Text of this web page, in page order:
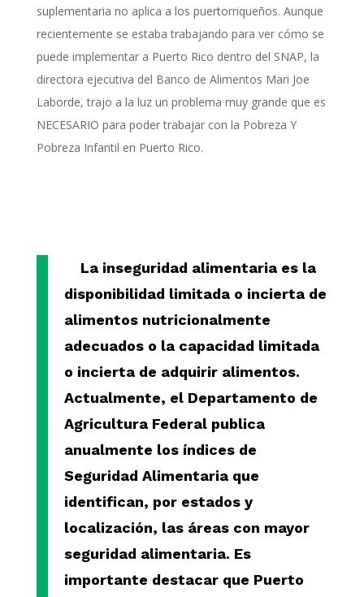
suplementaria no aplica a los puertorriqueños. Aunque
recientemente se estaba trabajando para ver cómo se
puede implementar a Puerto Rico dentro del SNAP, la
directora ejecutiva del Banco de Alimentos Mari Joe
Laborde, trajo a la luz un problema muy grande que es
NECESARIO para poder trabajar con la Pobreza Y
Pobreza Infantil en Puerto Rico.
La inseguridad alimentariaes la
disponibilidad limitada o incierta de
alimentos nutricionalmente
adecuados o la capacidad limitada
o incierta de adquirir alimentos.
Actualmente, el Departamento de
Agricultura Federal publica
anualmente losíndicesde
Seguridad Alimentaria que
identifican, por estados y
localización, las áreas con mayor
seguridad alimentaria. Es
importante destacar que Puerto